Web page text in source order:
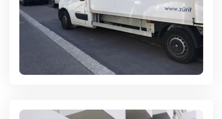
Full-Service - Für Privatumzüge